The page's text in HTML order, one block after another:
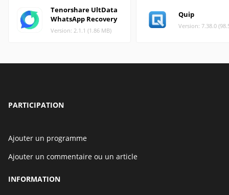
Tenorshare UltData
WhatsApp Recovery
Version: 2.1.1 (1.86 MB)
Quip
Version: 7.38.0
PARTICIPATION
Ajouter un programme
Ajouter un commentaire ou un article
INFORMATION